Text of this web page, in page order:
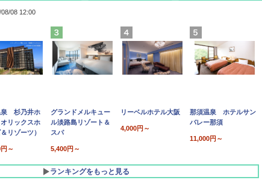
08 12:00
泉 杉乃井ホ
リックスホ
リゾーツ）
～
グランドメルキュー
ル淡路島リゾート＆
スパ
5,400円～
リーベルホテル大阪
4,000円～
那須温泉 ホテルサン
バレー那須
11,000円～
ランキングをもっと見る